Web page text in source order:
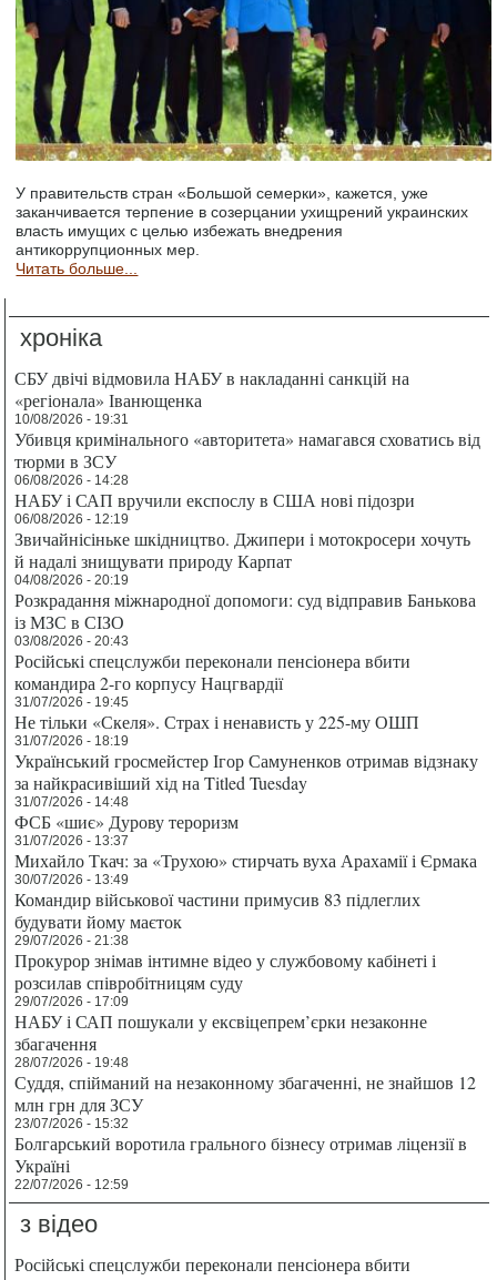
У правительств стран «Большой семерки», кажется, уже
заканчивается терпение в созерцании ухищрений украинских
власть имущих с целью избежать внедрения
антикоррупционных мер.
Читать больше...
хроніка
СБУ двічі відмовила НАБУ в накладанні санкцій на
«регіонала» Іванющенка
10/08/2026 - 19:31
Убивця кримінального «авторитета» намагався сховатись від
тюрми в ЗСУ
06/08/2026 - 14:28
НАБУ і САП вручили експослу в США нові підозри
06/08/2026 - 12:19
Звичайнісіньке шкідництво. Джипери і мотокросери хочуть
й надалі знищувати природу Карпат
04/08/2026 - 20:19
Розкрадання міжнародної допомоги: суд відправив Банькова
із МЗС в СІЗО
03/08/2026 - 20:43
Російські спецслужби переконали пенсіонера вбити
командира 2-го корпусу Нацгвардії
31/07/2026 - 19:45
Не тільки «Скеля». Страх і ненависть у 225-му ОШП
31/07/2026 - 18:19
Український гросмейстер Ігор Самуненков отримав відзнаку
за найкрасивіший хід на Titled Tuesday
31/07/2026 - 14:48
ФСБ «шиє» Дурову тероризм
31/07/2026 - 13:37
Михайло Ткач: за «Трухою» стирчать вуха Арахамії і Єрмака
30/07/2026 - 13:49
Командир військової частини примусив 83 підлеглих
будувати йому маєток
29/07/2026 - 21:38
Прокурор знімав інтимне відео у службовому кабінеті і
розсилав співробітницям суду
29/07/2026 - 17:09
НАБУ і САП пошукали у ексвіцепрем’єрки незаконне
збагачення
28/07/2026 - 19:48
Суддя, спійманий на незаконному збагаченні, не знайшов 12
млн грн для ЗСУ
23/07/2026 - 15:32
Болгарський воротила грального бізнесу отримав ліцензії в
Україні
22/07/2026 - 12:59
з відео
Російські спецслужби переконали пенсіонера вбити